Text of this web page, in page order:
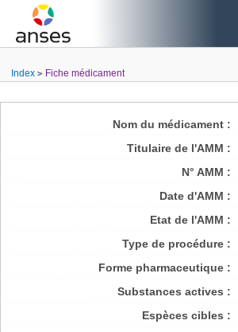
Index Fiche médicament
Nom du médicament :
Titulaire de l'AMM :
N° AMM :
Date d'AMM :
Etat de l'AMM :
Type de procédure :
Forme pharmaceutique :
Substances actives :
Espèces cibles :